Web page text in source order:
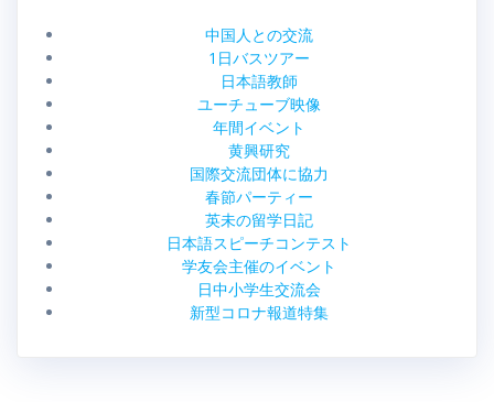
中国人との交流
1日バスツアー
日本語教師
ユーチューブ映像
年間イベント
黄興研究
国際交流団体に協力
春節パーティー
英未の留学日記
日本語スピーチコンテスト
学友会主催のイベント
日中小学生交流会
新型コロナ報道特集